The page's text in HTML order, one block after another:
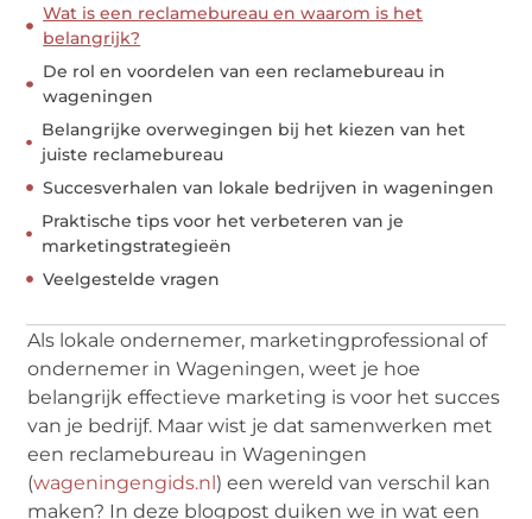
Wat is een reclamebureau en waarom is het
belangrijk?
De rol en voordelen van een reclamebureau in
wageningen
Belangrijke overwegingen bij het kiezen van het
juiste reclamebureau
Succesverhalen van lokale bedrijven in wageningen
Praktische tips voor het verbeteren van je
marketingstrategieën
Veelgestelde vragen
Als lokale ondernemer, marketingprofessional of
ondernemer in Wageningen, weet je hoe
belangrijk effectieve marketing is voor het succes
van je bedrijf. Maar wist je dat samenwerken met
een reclamebureau in Wageningen
(wageningengids.nl) een wereld van verschil kan
maken? In deze blogpost duiken we in wat een